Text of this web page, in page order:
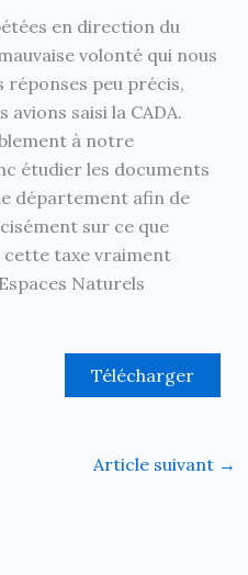
en direction du
volonté qui nous
peu précis,
avions saisi la CADA.
à notre
étudier les documents
département afin de
sur ce que
taxe vraiment
Naturels
Télécharger
Article suivant →